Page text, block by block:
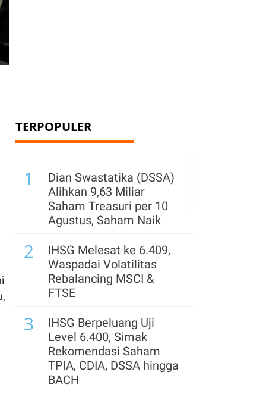
TERPOPULER
1
Dian Swastatika (DSSA)
Alihkan 9,63 Miliar
Saham Treasuri per 10
Agustus, Saham Naik
2
IHSG Melesat ke 6.409,
Waspadai Volatilitas
Rebalancing MSCI &
FTSE
3
IHSG Berpeluang Uji
Level 6.400, Simak
Rekomendasi Saham
TPIA, CDIA, DSSA hingga
BACH